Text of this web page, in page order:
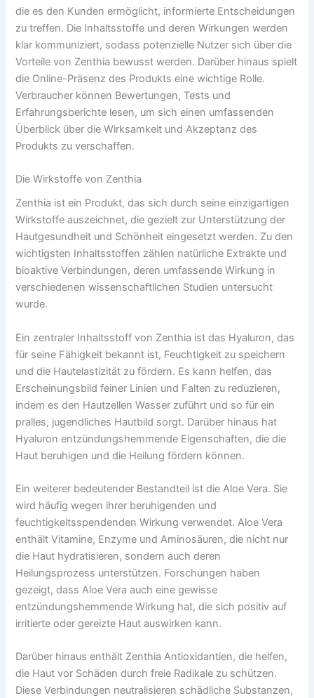
die es den Kunden ermöglicht, informierte Entscheidungen
zu treffen. Die Inhaltsstoffe und deren Wirkungen werden
klar kommuniziert, sodass potenzielle Nutzer sich über die
Vorteile von Zenthia bewusst werden. Darüber hinaus spielt
die Online-Präsenz des Produkts eine wichtige Rolle.
Verbraucher können Bewertungen, Tests und
Erfahrungsberichte lesen, um sich einen umfassenden
Überblick über die Wirksamkeit und Akzeptanz des
Produkts zu verschaffen.
Die Wirkstoffe von Zenthia
Zenthia ist ein Produkt, das sich durch seine einzigartigen
Wirkstoffe auszeichnet, die gezielt zur Unterstützung der
Hautgesundheit und Schönheit eingesetzt werden. Zu den
wichtigsten Inhaltsstoffen zählen natürliche Extrakte und
bioaktive Verbindungen, deren umfassende Wirkung in
verschiedenen wissenschaftlichen Studien untersucht
wurde.
Ein zentraler Inhaltsstoff von Zenthia ist das Hyaluron, das
für seine Fähigkeit bekannt ist, Feuchtigkeit zu speichern
und die Hautelastizität zu fördern. Es kann helfen, das
Erscheinungsbild feiner Linien und Falten zu reduzieren,
indem es den Hautzellen Wasser zuführt und so für ein
pralles, jugendliches Hautbild sorgt. Darüber hinaus hat
Hyaluron entzündungshemmende Eigenschaften, die die
Haut beruhigen und die Heilung fördern können.
Ein weiterer bedeutender Bestandteil ist die Aloe Vera. Sie
wird häufig wegen ihrer beruhigenden und
feuchtigkeitsspendenden Wirkung verwendet. Aloe Vera
enthält Vitamine, Enzyme und Aminosäuren, die nicht nur
die Haut hydratisieren, sondern auch deren
Heilungsprozess unterstützen. Forschungen haben
gezeigt, dass Aloe Vera auch eine gewisse
entzündungshemmende Wirkung hat, die sich positiv auf
irritierte oder gereizte Haut auswirken kann.
Darüber hinaus enthält Zenthia Antioxidantien, die helfen,
die Haut vor Schäden durch freie Radikale zu schützen.
Diese Verbindungen neutralisieren schädliche Substanzen,